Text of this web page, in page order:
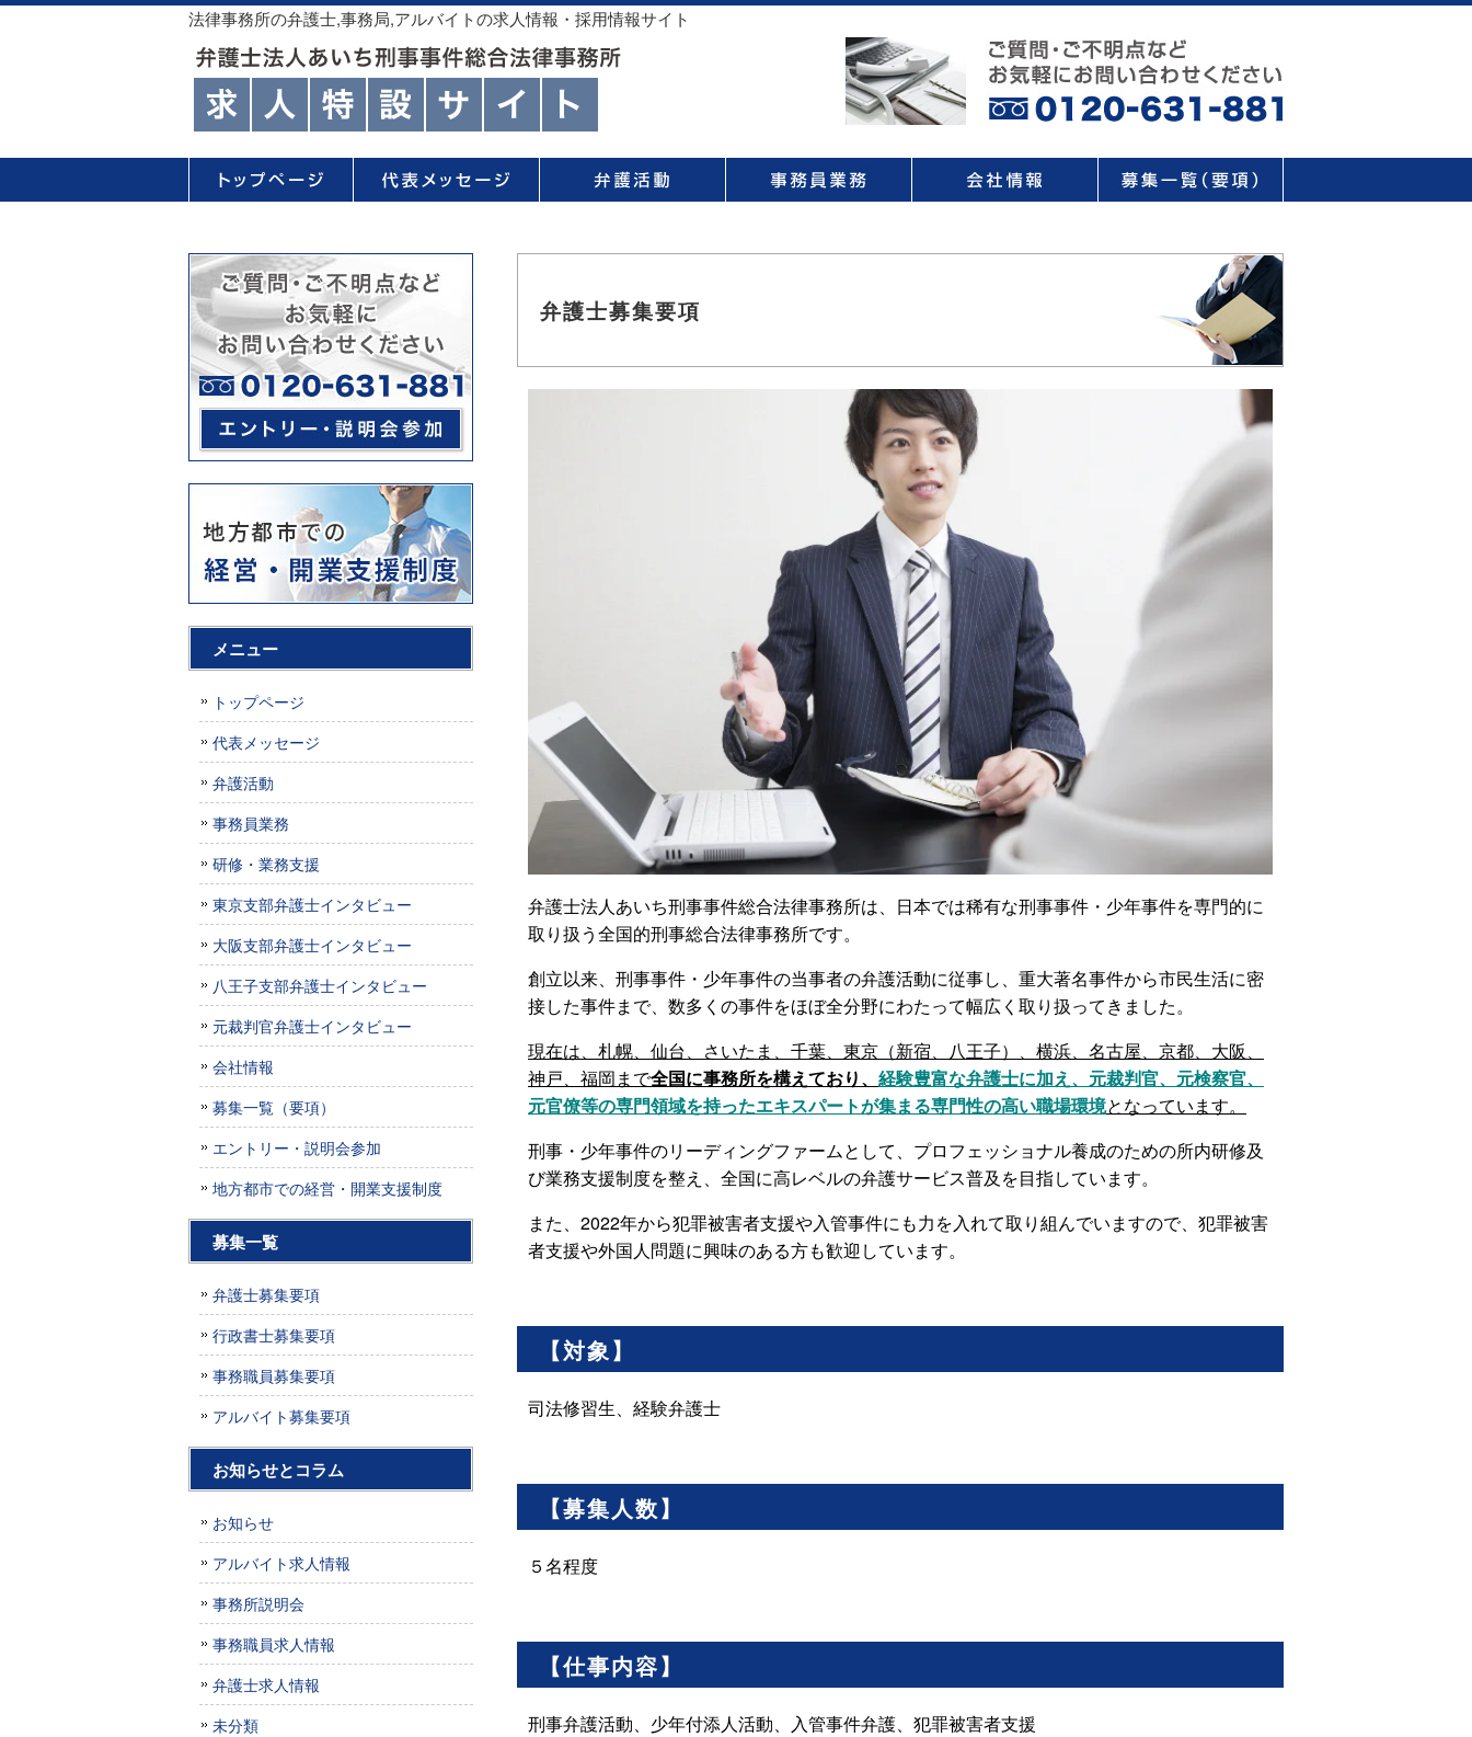
法律事務所の弁護士,事務局,アルバイトの求人情報・採用情報サイト
弁護士募集要項
弁護士法人あいち刑事事件総合法律事務所は、日本では稀有な刑事事件・少年事件を専門的に
取り扱う全国的刑事総合法律事務所です。
創立以来、刑事事件・少年事件の当事者の弁護活動に従事し、重大著名事件から市民生活に密
接した事件まで、数多くの事件をほぼ全分野にわたって幅広く取り扱ってきました。
現在は、札幌、仙台、さいたま、千葉、東京（新宿、八王子）、横浜、名古屋、京都、大阪、
神戸、福岡まで全国に事務所を構えており、 経験豊富な弁護士に加え、元裁判官、元検察官、
元官僚等の専門領域を持ったエキスパートが集まる専門性の高い職場環境となっています。
刑事・少年事件のリーディングファームとして、プロフェッショナル養成のための所内研修及
び業務支援制度を整え、全国に高レベルの弁護サービス普及を目指しています。
また、2022年から犯罪被害者支援や入管事件にも力を入れて取り組んでいますので、犯罪被害
者支援や外国人問題に興味のある方も歓迎しています。
【対象】
司法修習生、経験弁護士
【募集人数】
５名程度
【仕事内容】
刑事弁護活動、少年付添人活動、入管事件弁護、犯罪被害者支援
メニュー
トップページ
代表メッセージ
弁護活動
事務員業務
研修・業務支援
東京支部弁護士インタビュー
大阪支部弁護士インタビュー
八王子支部弁護士インタビュー
元裁判官弁護士インタビュー
会社情報
募集一覧（要項）
エントリー・説明会参加
地方都市での経営・開業支援制度
募集一覧
弁護士募集要項
行政書士募集要項
事務職員募集要項
アルバイト募集要項
お知らせとコラム
お知らせ
アルバイト求人情報
事務所説明会
事務職員求人情報
弁護士求人情報
未分類